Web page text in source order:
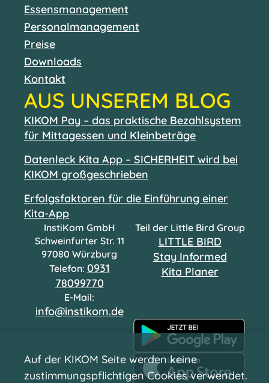
InstiKom GmbH
Schweinfurter Str. 11
97080 Würzburg
Telefon: 0931
78099770
E-Mail:
info@instikom.de
Teil der Little Bird Group
LITTLE BIRD
Stay Informed
Kita Planer
Essensmanagement
Personalmanagement
Preise
Downloads
Kontakt
AUS UNSEREM BLOG
KIKOM Pay – das praktische Bezahlsystem
für Mittagessen und Kleinbeträge
Datenleck Kita App – SICHERHEIT wird bei
KIKOM großgeschrieben
Erfolgsfaktoren für die Einführung einer
Kita-App
Auf der KIKOM Seite werden keine
zustimmungspflichtigen Cookies verwendet.